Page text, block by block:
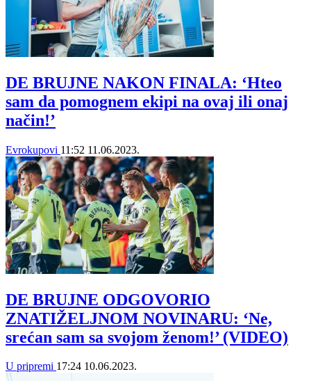
DE BRUJNE NAKON FINALA: ‘Hteo
sam da pomognem ekipi na ovaj ili onaj
način!’
Evrokupovi 11:52 11.06.2023.
DE BRUJNE ODGOVORIO
ZNATIŽELJNOM NOVINARU: ‘Ne,
srećan sam sa svojom ženom!’ (VIDEO)
U pripremi 17:24 10.06.2023.